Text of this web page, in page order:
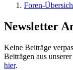
Foren-
Newsletter
Keine Beiträge
Beiträgen aus
hier.